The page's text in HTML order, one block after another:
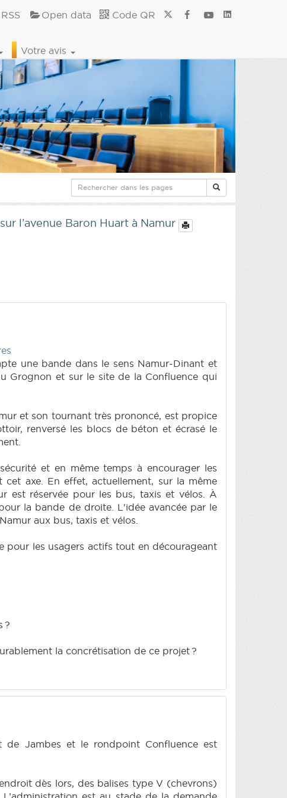
Open data Code QR
Votre avis
l’avenue Baron Huart à Namur
une bande dans le sens Namur-Dinant et
Grognon et sur le site de la Confluence qui
et son tournant très prononcé, est propice
renversé les blocs de béton et écrasé le
et en même temps à encourager les
axe. En effet, actuellement, sur la même
est réservée pour les bus, taxis et vélos. À
la bande de droite. L'idée avancée par le
aux bus, taxis et vélos.
pour les usagers actifs tout en décourageant
?
la concrétisation de ce projet ?
Jambes et le rondpoint Confluence est
dès lors, des balises type V (chevrons)